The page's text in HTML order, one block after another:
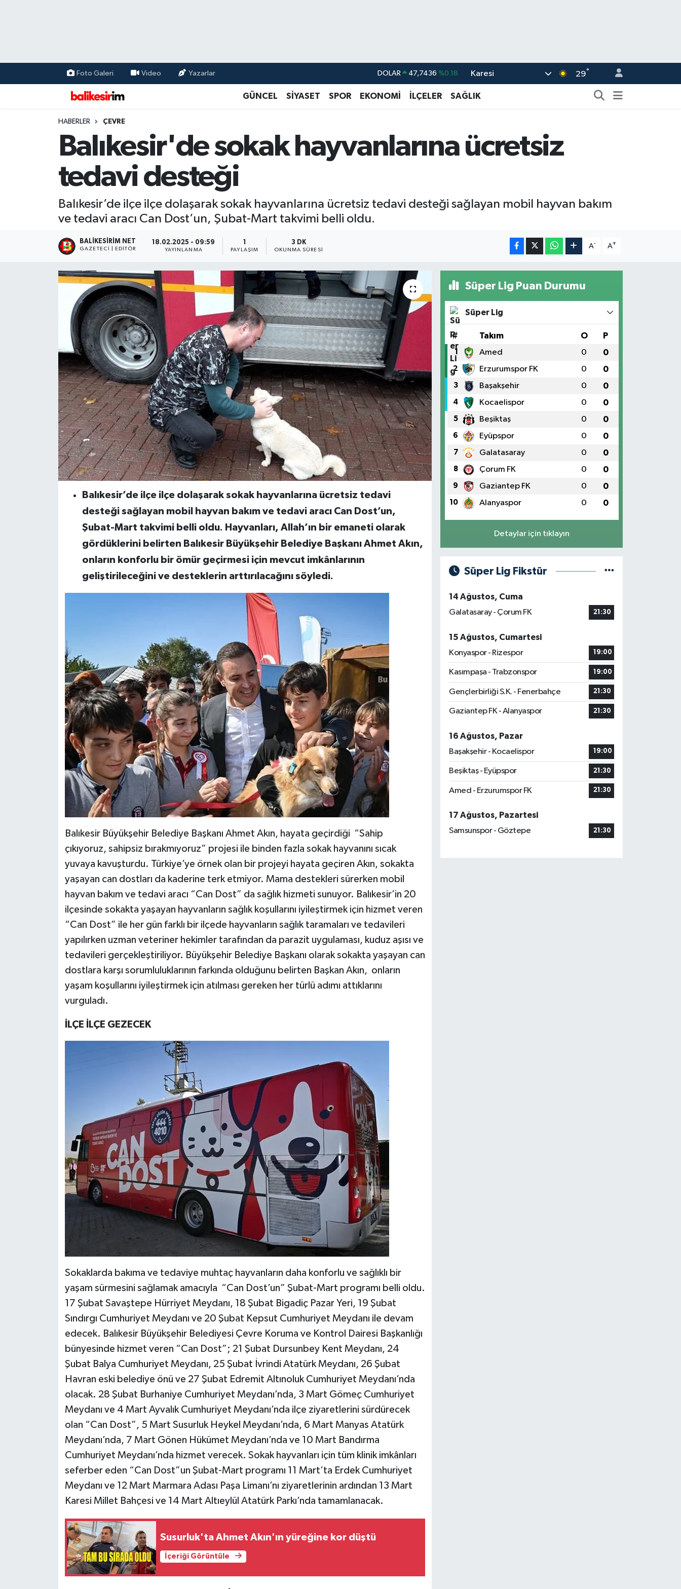
Foto Galeri Video Yazarlar DOLAR 47,7436 %0.18
EURO 55,2510 %0.32
BİST100 13.779 %-14
Karesi 29°
GÜNCEL SİYASET SPOR EKONOMİ İLÇELER SAĞLIK
HABERLER ÇEVRE
Balıkesir'de sokak hayvanlarına ücretsiz
tedavi desteği
Balıkesir’de ilçe ilçe dolaşarak sokak hayvanlarına ücretsiz tedavi desteği sağlayan mobil hayvan bakım
ve tedavi aracı Can Dost’un, Şubat-Mart takvimi belli oldu.
BALIKESIRIM NET
GAZETECI | EDITÖR
18.02.2025 - 09:59
YAYINLANMA
1
PAYLAŞIM
3 DK
OKUNMA SÜRESI
A- A+
Balıkesir’de ilçe ilçe dolaşarak sokak hayvanlarına ücretsiz tedavi
desteği sağlayan mobil hayvan bakım ve tedavi aracı Can Dost’un,
Şubat-Mart takvimi belli oldu. Hayvanları, Allah’ın bir emaneti olarak
gördüklerini belirten Balıkesir Büyükşehir Belediye Başkanı Ahmet Akın,
onların konforlu bir ömür geçirmesi için mevcut imkânlarının
geliştirileceğini ve desteklerin arttırılacağını söyledi.
Balıkesir Büyükşehir Belediye Başkanı Ahmet Akın, hayata geçirdiği “Sahip
çıkıyoruz, sahipsiz bırakmıyoruz” projesi ile binden fazla sokak hayvanını sıcak
yuvaya kavuşturdu. Türkiye’ye örnek olan bir projeyi hayata geçiren Akın, sokakta
yaşayan can dostları da kaderine terk etmiyor. Mama destekleri sürerken mobil
hayvan bakım ve tedavi aracı “Can Dost” da sağlık hizmeti sunuyor. Balıkesir’in 20
ilçesinde sokakta yaşayan hayvanların sağlık koşullarını iyileştirmek için hizmet veren
“Can Dost” ile her gün farklı bir ilçede hayvanların sağlık taramaları ve tedavileri
yapılırken uzman veteriner hekimler tarafından da parazit uygulaması, kuduz aşısı ve
tedavileri gerçekleştiriliyor. Büyükşehir Belediye Başkanı olarak sokakta yaşayan can
dostlara karşı sorumluluklarının farkında olduğunu belirten Başkan Akın, onların
yaşam koşullarını iyileştirmek için atılması gereken her türlü adımı attıklarını
vurguladı.
İLÇE İLÇE GEZECEK
Sokaklarda bakıma ve tedaviye muhtaç hayvanların daha konforlu ve sağlıklı bir
yaşam sürmesini sağlamak amacıyla “Can Dost’un” Şubat-Mart programı belli oldu.
17 Şubat Savaştepe Hürriyet Meydanı, 18 Şubat Bigadiç Pazar Yeri, 19 Şubat
Sındırgı Cumhuriyet Meydanı ve 20 Şubat Kepsut Cumhuriyet Meydanı ile devam
edecek. Balıkesir Büyükşehir Belediyesi Çevre Koruma ve Kontrol Dairesi Başkanlığı
bünyesinde hizmet veren “Can Dost”; 21 Şubat Dursunbey Kent Meydanı, 24
Şubat Balya Cumhuriyet Meydanı, 25 Şubat İvrindi Atatürk Meydanı, 26 Şubat
Havran eski belediye önü ve 27 Şubat Edremit Altınoluk Cumhuriyet Meydanı’nda
olacak. 28 Şubat Burhaniye Cumhuriyet Meydanı’nda, 3 Mart Gömeç Cumhuriyet
Meydanı ve 4 Mart Ayvalık Cumhuriyet Meydanı’nda ilçe ziyaretlerini sürdürecek
olan “Can Dost”, 5 Mart Susurluk Heykel Meydanı’nda, 6 Mart Manyas Atatürk
Meydanı’nda, 7 Mart Gönen Hükümet Meydanı’nda ve 10 Mart Bandırma
Cumhuriyet Meydanı’nda hizmet verecek. Sokak hayvanları için tüm klinik imkânları
seferber eden “Can Dost”un Şubat-Mart programı 11 Mart’ta Erdek Cumhuriyet
Meydanı ve 12 Mart Marmara Adası Paşa Limanı’nı ziyaretlerinin ardından 13 Mart
Karesi Millet Bahçesi ve 14 Mart Altıeylül Atatürk Parkı’nda tamamlanacak.
Susurluk'ta Ahmet Akın'ın yüreğine kor düştü
İçeriği Görüntüle
Süper Lig Puan Durumu
Süper Lig
# Takım O P
1 Amed 0 0
2 Erzurumspor FK 0 0
3 Başakşehir 0 0
4 Kocaelispor 0 0
5 Beşiktaş 0 0
6 Eyüpspor 0 0
7 Galatasaray 0 0
8 Çorum FK 0 0
9 Gaziantep FK 0 0
10 Alanyaspor 0 0
Detaylar için tıklayın
Süper Lig Fikstür
14 Ağustos, Cuma
Galatasaray - Çorum FK
21:30
15 Ağustos, Cumartesi
Konyaspor - Rizespor
19:00
Kasımpaşa - Trabzonspor 19:00
Gençlerbirliği S.K. - Fenerbahçe 21:30
Gaziantep FK - Alanyaspor 21:30
16 Ağustos, Pazar
Başakşehir - Kocaelispor
19:00
Beşiktaş - Eyüpspor 21:30
Amed - Erzurumspor FK 21:30
17 Ağustos, Pazartesi
Samsunspor - Göztepe
21:30